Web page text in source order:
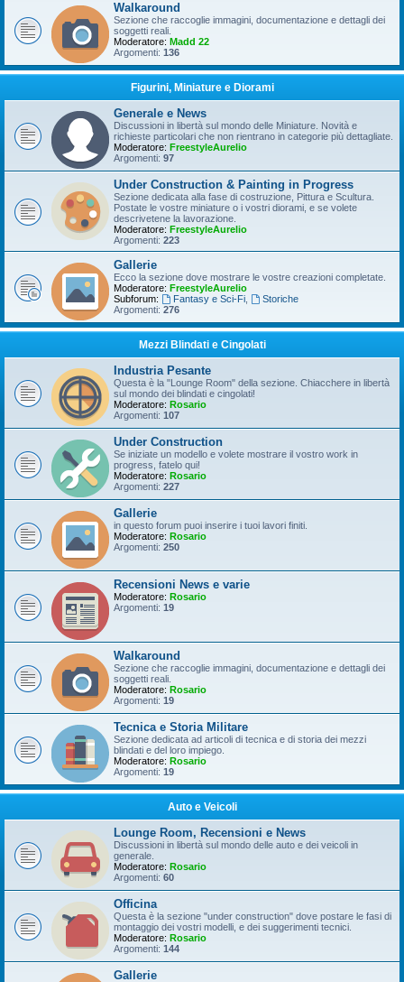
Walkaround
Sezione che raccoglie immagini, documentazione e dettagli dei
soggetti reali.
Moderatore: Madd 22
Argomenti: 136
Figurini, Miniature e Diorami
Generale e News
Discussioni in libertà sul mondo delle Miniature. Novità e
richieste particolari che non rientrano in categorie più dettagliate.
Moderatore: FreestyleAurelio
Argomenti: 97
Under Construction & Painting in Progress
Sezione dedicata alla fase di costruzione, Pittura e Scultura.
Postate le vostre miniature o i vostri diorami, e se volete
descrivetene la lavorazione.
Moderatore: FreestyleAurelio
Argomenti: 223
Gallerie
Ecco la sezione dove mostrare le vostre creazioni completate.
Moderatore: FreestyleAurelio
Subforum:
Fantasy e Sci-Fi,
Storiche
Argomenti: 276
Mezzi Blindati e Cingolati
Industria Pesante
Questa è la "Lounge Room" della sezione. Chiacchere in libertà
sul mondo dei blindati e cingolati!
Moderatore: Rosario
Argomenti: 107
Under Construction
Se iniziate un modello e volete mostrare il vostro work in
progress, fatelo qui!
Moderatore: Rosario
Argomenti: 227
Gallerie
in questo forum puoi inserire i tuoi lavori finiti.
Moderatore: Rosario
Argomenti: 250
Recensioni News e varie
Moderatore: Rosario
Argomenti: 19
Walkaround
Sezione che raccoglie immagini, documentazione e dettagli dei
soggetti reali.
Moderatore: Rosario
Argomenti: 19
Tecnica e Storia Militare
Sezione dedicata ad articoli di tecnica e di storia dei mezzi
blindati e del loro impiego.
Moderatore: Rosario
Argomenti: 19
Auto e Veicoli
Lounge Room, Recensioni e News
Discussioni in libertà sul mondo delle auto e dei veicoli in
generale.
Moderatore: Rosario
Argomenti: 60
Officina
Questa è la sezione "under construction" dove postare le fasi di
montaggio dei vostri modelli, e dei suggerimenti tecnici.
Moderatore: Rosario
Argomenti: 144
Gallerie